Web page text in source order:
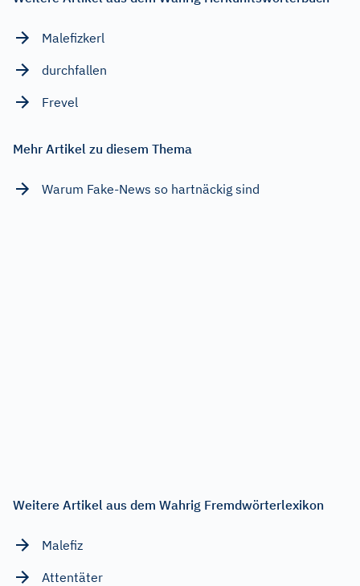
Malefizkerl
durchfallen
Frevel
Mehr Artikel zu diesem Thema
Warum Fake-News so hartnäckig sind
Weitere Artikel aus dem Wahrig Fremdwörterlexikon
Malefiz
Attentäter